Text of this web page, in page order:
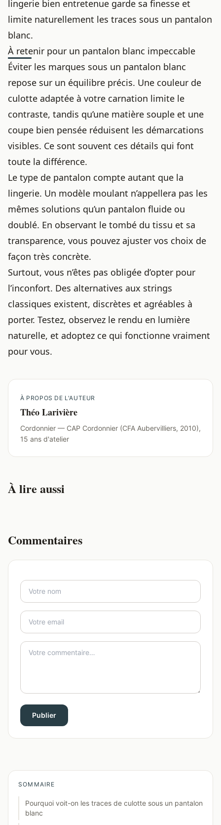
lingerie bien entretenue garde sa finesse et
limite naturellement les traces sous un pantalon
blanc.
À retenir pour un pantalon blanc impeccable
Éviter les marques sous un pantalon blanc
repose sur un équilibre précis. Une couleur de
culotte adaptée à votre carnation limite le
contraste, tandis qu’une matière souple et une
coupe bien pensée réduisent les démarcations
visibles. Ce sont souvent ces détails qui font
toute la différence.
Le type de pantalon compte autant que la
lingerie. Un modèle moulant n’appellera pas les
mêmes solutions qu’un pantalon fluide ou
doublé. En observant le tombé du tissu et sa
transparence, vous pouvez ajuster vos choix de
façon très concrète.
Surtout, vous n’êtes pas obligée d’opter pour
l’inconfort. Des alternatives aux strings
classiques existent, discrètes et agréables à
porter. Testez, observez le rendu en lumière
naturelle, et adoptez ce qui fonctionne vraiment
pour vous.
À PROPOS DE L'AUTEUR
Théo Larivière
Cordonnier — CAP Cordonnier (CFA Aubervilliers, 2010),
15 ans d'atelier
À lire aussi
Commentaires
Publier
SOMMAIRE
Pourquoi voit-on les traces de culotte sous un pantalon
blanc